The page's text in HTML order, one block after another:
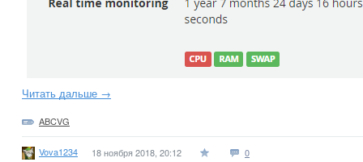
Читать дальше →
ABCVG
Vova1234 18 ноября 2018, 20:12 0